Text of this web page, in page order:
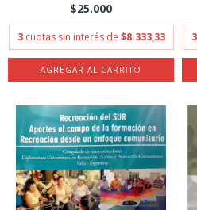
$25.000
3 cuotas sin interés de $8.333,33 3